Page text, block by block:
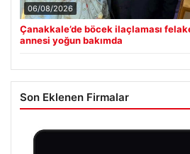
06/08/2026
Çanakkale’de böcek ilaçlaması
annesi yoğun bakımda
Son Eklenen Firmalar